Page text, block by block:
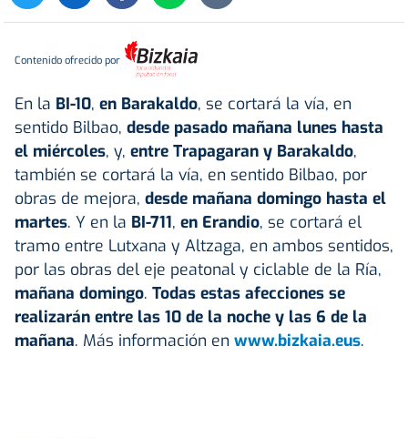
Contenido ofrecido por
En la BI-10, en Barakaldo, se cortará la vía, en
sentido Bilbao, desde pasado mañana lunes hasta
el miércoles, y, entre Trapagaran y Barakaldo,
también se cortará la vía, en sentido Bilbao, por
obras de mejora, desde mañana domingo hasta el
martes. Y en la BI-711, en Erandio, se cortará el
tramo entre Lutxana y Altzaga, en ambos sentidos,
por las obras del eje peatonal y ciclable de la Ría,
mañana domingo. Todas estas afecciones se
realizarán entre las 10 de la noche y las 6 de la
mañana. Más información en www.bizkaia.eus.